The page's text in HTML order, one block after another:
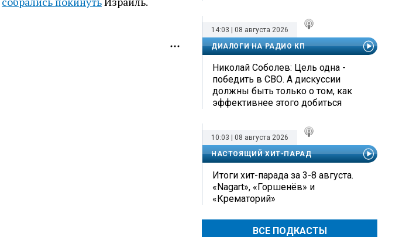
14:03 | 08 августа 2026
ДИАЛОГИ НА РАДИО КП
Николай Соболев: Цель одна -
победить в СВО. А дискуссии
должны быть только о том, как
эффективнее этого добиться
10:03 | 08 августа 2026
НАСТОЯЩИЙ ХИТ-ПАРАД
Итоги хит-парада за 3-8 августа.
«Nagart», «Горшенёв» и
«Крематорий»
ВСЕ ПОДКАСТЫ